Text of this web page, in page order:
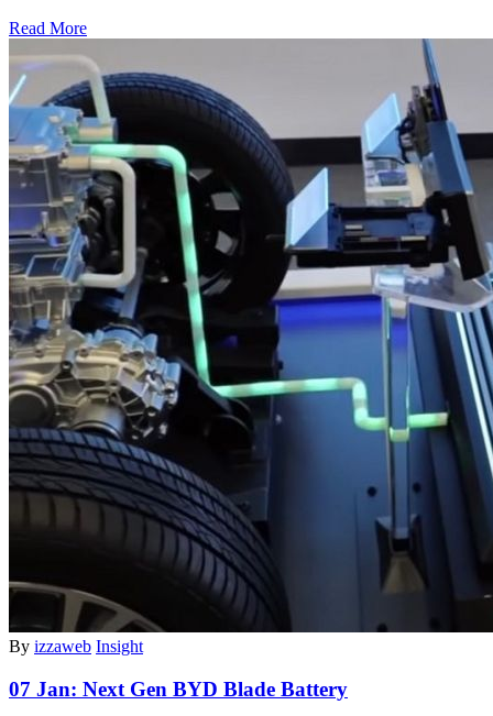
Read More
By izzaweb Insight
07 Jan: Next Gen BYD Blade Battery